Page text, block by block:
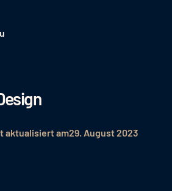
aktualisiert am29. August 2023